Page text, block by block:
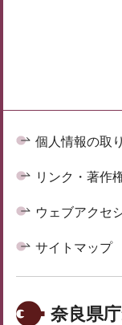
個人情報の取
リンク・著作
ウェブアクセ
サイトマップ
奈良県庁